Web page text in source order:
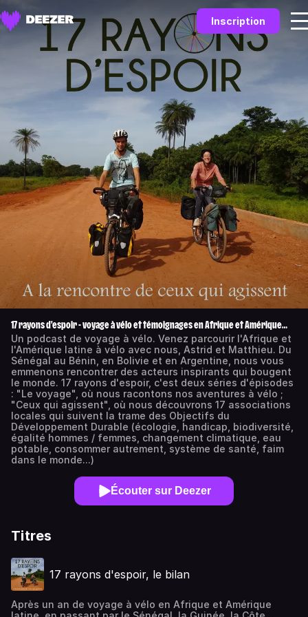
Inscription
17 rayons d'espoir - voyage à vélo et témoignages en Afrique et Amérique
latine
Un podcast de voyage à vélo. Venez parcourir l'Afrique et
l'Amérique latine à vélo avec nous, Astrid et Matthieu. Du
Sénégal au Bénin, en Bolivie et en Argentine, nous vous
emmenons rencontrer des acteurs inspirants qui bougent
le monde. 17 rayons d'espoir, c'est deux séries d'épisodes
: "Le voyage", où nous racontons nos aventures à vélo ;
"Ceux qui agissent", où nous découvrons 17 associations
locales qui suivent la trame des Objectifs du
Développement Durable (écologie, handicap, biodiversité,
égalité hommes / femmes, changement climatique, eau
potable, consommer autrement, système de santé, faim
dans le monde...)
Écouter sur Deezer
Titres
17 rayons d'espoir, le bilan
Après un an de voyage à vélo en Afrique et Amérique